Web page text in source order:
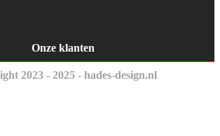
Onze klanten
2023 - 2025 - hades-design.nl